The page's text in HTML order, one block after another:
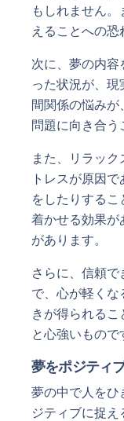
もしれません
えることへの恐
次に、夢の内
った状況が、
間関係の悩み
問題に向き合
また、リラッ
トレスが原因
をしたりする
着かせる効果が
があります。
さらに、信頼
で、心が軽く
きが得られる
と心強いもので
夢をポジティ
夢の中で人をひ
ジティブに捉